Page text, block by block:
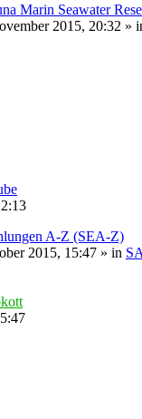
Marin Seawater
2015, 20:32 »
A-Z (SEA-Z)
2015, 15:47 » in